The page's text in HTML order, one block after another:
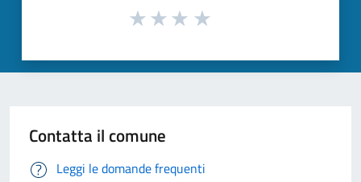
Contatta il comune
Leggi le domande frequenti